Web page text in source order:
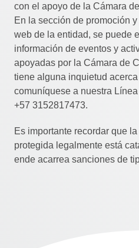
con el apoyo de la Cámara
En la sección de promoción
web de la entidad, se puede
información de eventos y
apoyadas por la Cámara de
tiene alguna inquietud
comuníquese a nuestra
+57 3152817473.
Es importante recordar que
protegida legalmente está
ende acarrea sanciones de